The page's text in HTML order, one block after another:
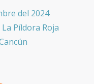
del 2024
Píldora Roja